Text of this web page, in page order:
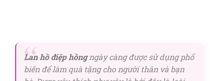
Lan hồ điệp hồngngày càng được sử dụng phổ
biến để làm quà tặng cho người thân và bạn